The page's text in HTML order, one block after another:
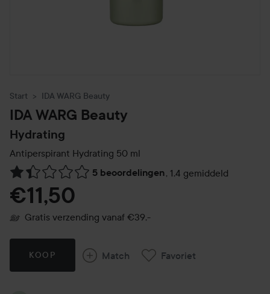
Start IDA WARG Beauty
IDA WARG Beauty
Hydrating
Antiperspirant Hydrating 50 ml
5 beoordelingen, 1.4 gemiddeld
Ga naar Reviews & reacties
€11,50
Gratis verzending vanaf €39,-
KOOP Match Favoriet